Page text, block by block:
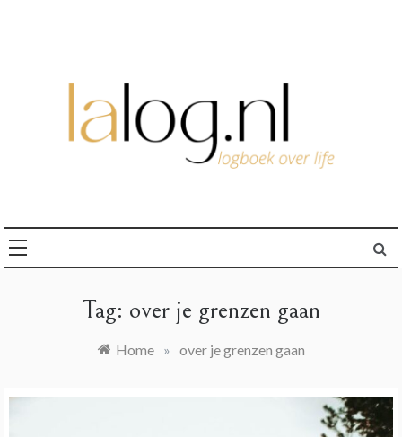
Tag: over je grenzen gaan
Home » over je grenzen gaan